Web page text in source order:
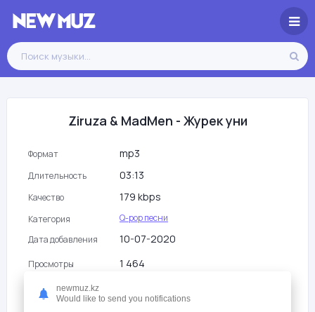
Ziruza & MadMen - Журек уни
Формат mp3
Длительность 03:13
Качество 179 kbps
Категория
Q-pop песни
Дата добавления
10-07-2020
Просмотры 1 464
Слушать Скачать
newmuz.kz
Would like to send you notifications